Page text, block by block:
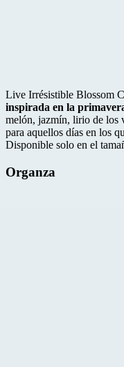
Live Irrésistible Blossom
inspirada en la
melón, jazmín, lirio de los
para aquellos días en los
Disponible solo en el
Organza